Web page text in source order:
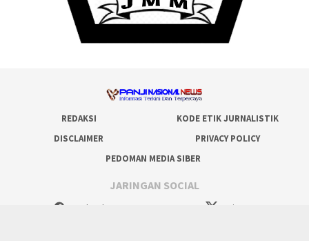
REDAKSI
KODE ETIK JURNALISTIK
DISCLAIMER
PRIVACY POLICY
PEDOMAN MEDIA SIBER
JARINGAN SOCIAL
Facebook
Twitter